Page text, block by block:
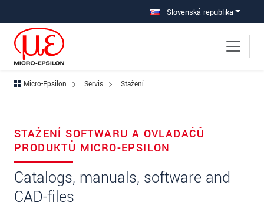
Prejdite priamo na hlavnú navigáciu Slovenská republika
Micro-Epsilon Servis Stažení
STAŽENÍ SOFTWARU A OVLADAČŮ
PRODUKTŮ MICRO-EPSILON
Catalogs, manuals, software and
CAD-files